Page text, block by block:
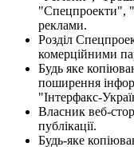
"Спецпроекти",
реклами.
Розділ
комерційними
Будь яке
поширення
"Інтерфакс-
Власник веб-
публікації.
Будь-яке